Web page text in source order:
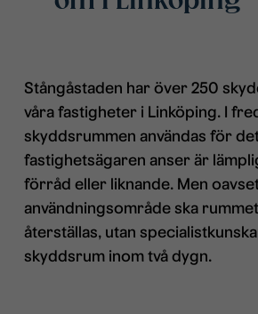
Stångåstaden har över 250
våra fastigheter i Linköping. I
skyddsrummen användas för
fastighetsägaren anser är
förråd eller liknande. Men
användningsområde ska
återställas, utan
skyddsrum inom två dygn.